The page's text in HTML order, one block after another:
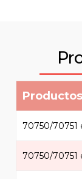
Productos
70750/70751
70750/70751